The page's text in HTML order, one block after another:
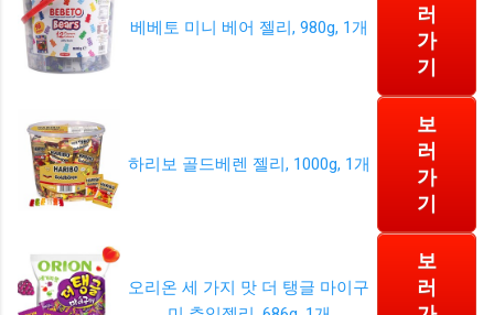
베베토 미니 베어 젤리, 980g, 1개
러
가
기
하리보 골드베렌 젤리, 1000g, 1개
보
러
가
기
오리온 세 가지 맛 더 탱글 마이구
보
러